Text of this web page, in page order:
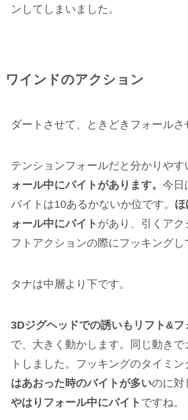
ンしてしまいました。
ワインドのアクション
ダートさせて、ときどきフォールさ
テンションフォールだと分かりやす
ォール中にバイトがあります。 今日
バイトは10あるかないか位です。
ォール中にバイト があり、引くアク
フトアクションの際にフッキングし
タナは中層より下です。
3Dジグヘッドでの誘いもリフト&フ
で、大きく動かします。同じ動きで
トしました。フッキングのタイミン
はあおった時のバイトが多いのに対
やはりフォール中にバイト ですね。